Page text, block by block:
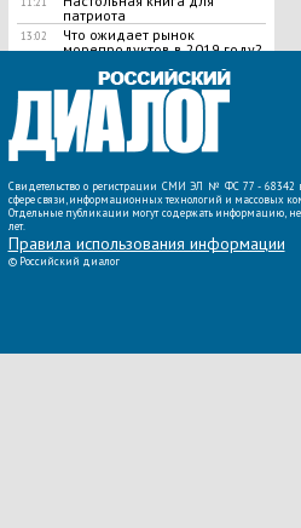
патриота
13:02
Что ожидает рынок
морепродуктов в 2019 году?
ВСЕ НОВОСТИ »
Свидетельство о регистрации СМИ ЭЛ № ФС 77 - 68342
сфере связи, информационных технологий и массовых
Отдельные публикации могут содержать информацию,
лет.
Правила использования информации
© Российский диалог